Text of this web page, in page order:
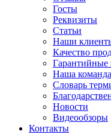
Госты
Реквизиты
Статьи
Наши
Качество
Гарантийные
Наша команда
Словарь
Новости
Видеообзоры
Контакты